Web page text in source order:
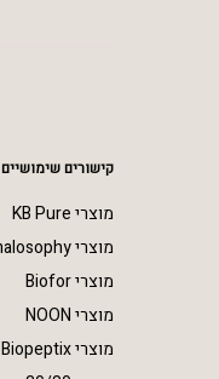
קישורים שימושיים
מוצרי KB Pure
מוצרי Dermalosophy
מוצרי Biofor
מוצרי NOON
מוצרי Biopeptix